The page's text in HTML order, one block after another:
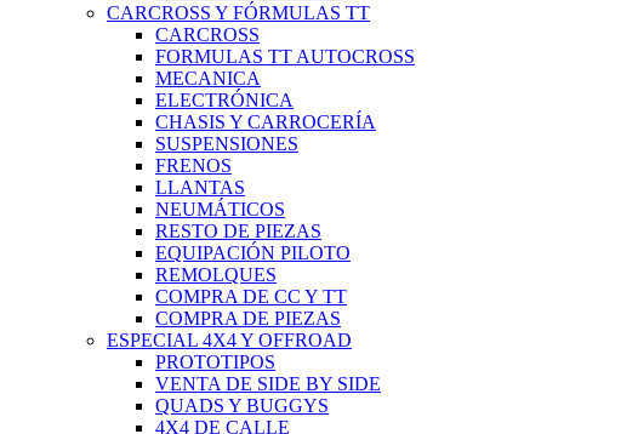
CARCROSS Y FÓRMULAS TT
CARCROSS
FORMULAS TT AUTOCROSS
MECANICA
ELECTRÓNICA
CHASIS Y CARROCERÍA
SUSPENSIONES
FRENOS
LLANTAS
NEUMÁTICOS
RESTO DE PIEZAS
EQUIPACIÓN PILOTO
REMOLQUES
COMPRA DE CC Y TT
COMPRA DE PIEZAS
ESPECIAL 4X4 Y OFFROAD
PROTOTIPOS
VENTA DE SIDE BY SIDE
QUADS Y BUGGYS
4X4 DE CALLE